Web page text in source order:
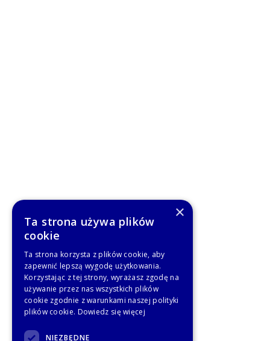
×
Ta strona używa plików
cookie
Ta strona korzysta z plików cookie, aby
zapewnić lepszą wygodę użytkowania.
Korzystając z tej strony, wyrażasz zgodę na
używanie przez nas wszystkich plików
cookie zgodnie z warunkami naszej polityki
plików cookie. Dowiedz się więcej
NIEZBĘDNE